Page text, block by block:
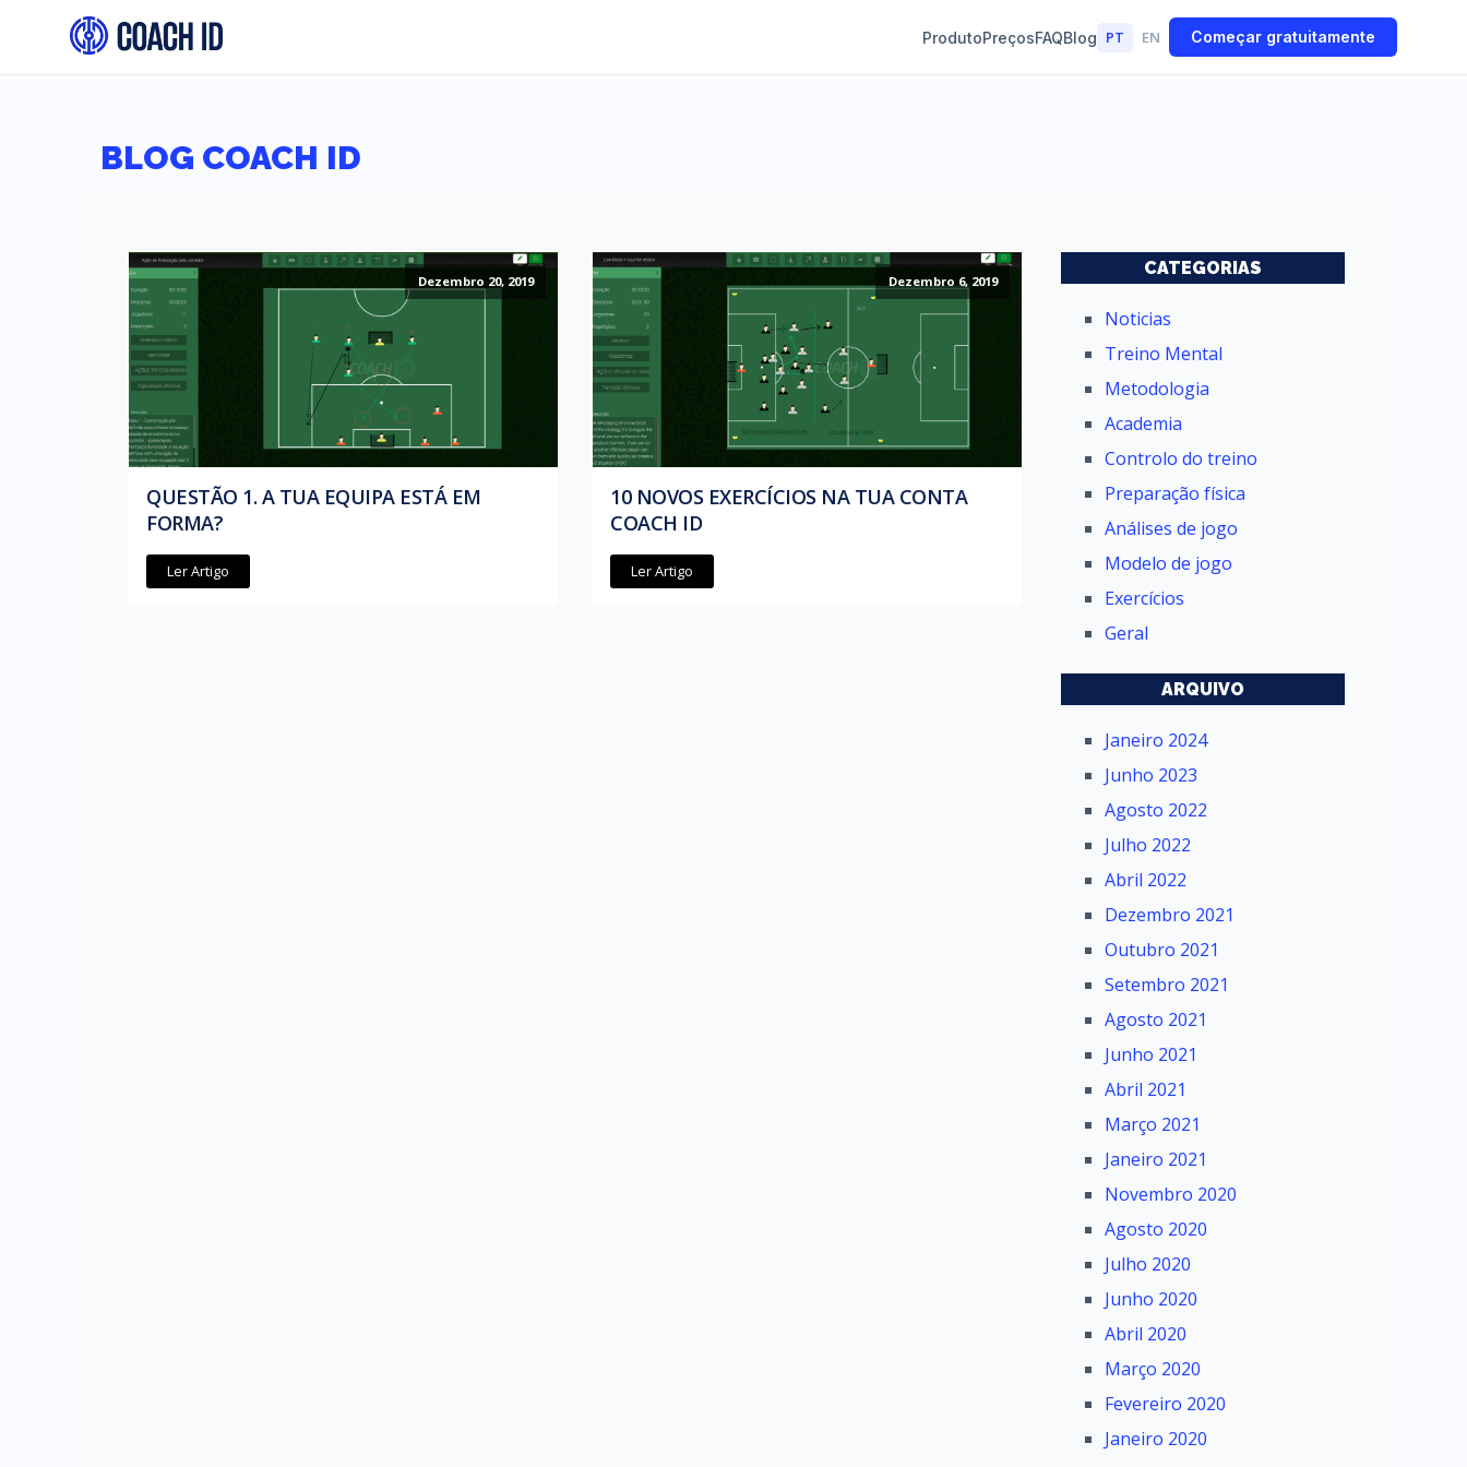
ProdutoPreçosFAQBlog PT EN Começar gratuitamente
BLOG COACH ID
Dezembro 20, 2019
QUESTÃO 1. A TUA EQUIPA ESTÁ EM
FORMA?
Ler Artigo
Dezembro 6, 2019
10 NOVOS EXERCÍCIOS NA TUA CONTA
COACH ID
Ler Artigo
CATEGORIAS
Noticias
Treino Mental
Metodologia
Academia
Controlo do treino
Preparação física
Análises de jogo
Modelo de jogo
Exercícios
Geral
ARQUIVO
Janeiro 2024
Junho 2023
Agosto 2022
Julho 2022
Abril 2022
Dezembro 2021
Outubro 2021
Setembro 2021
Agosto 2021
Junho 2021
Abril 2021
Março 2021
Janeiro 2021
Novembro 2020
Agosto 2020
Julho 2020
Junho 2020
Abril 2020
Março 2020
Fevereiro 2020
Janeiro 2020